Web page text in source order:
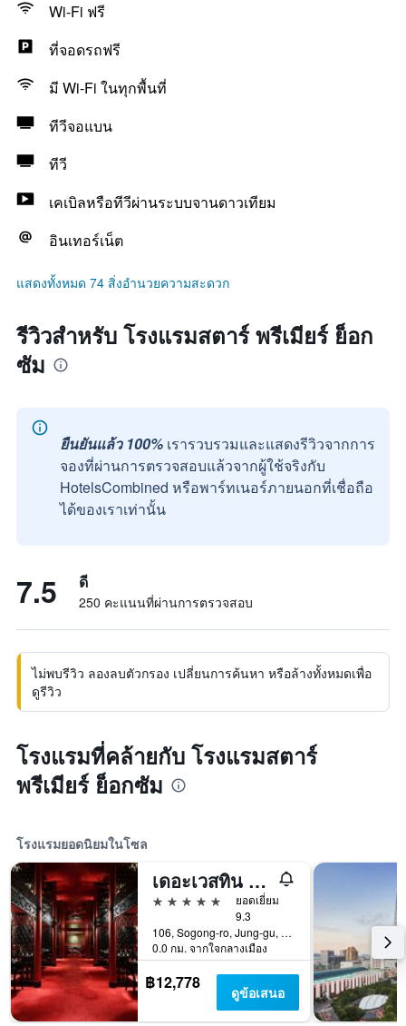
Wi-Fi ฟรี
ที่จอดรถฟรี
มี Wi-Fi ในทุกพื้นที่
ทีวีจอแบน
ทีวี
เคเบิลหรือทีวีผ่านระบบจานดาวเทียม
อินเทอร์เน็ต
แสดงทั้งหมด 74 สิ่งอำนวยความสะดวก
รีวิวสำหรับ โรงแรมสตาร์ พรีเมียร์ ย็อก
ซัม
ยืนยันแล้ว 100% เรารวบรวมและแสดงรีวิวจากการ
จองที่ผ่านการตรวจสอบแล้วจากผู้ใช้จริงกับ
HotelsCombined หรือพาร์ทเนอร์ภายนอกที่เชื่อถือ
ได้ของเราเท่านั้น
7.5 ดี
250 คะแนนที่ผ่านการตรวจสอบ
ไม่พบรีวิว ลองลบตัวกรอง เปลี่ยนการค้นหา หรือล้างทั้งหมดเพื่อ
ดูรีวิว
โรงแรมที่คล้ายกับ โรงแรมสตาร์
พรีเมียร์ ย็อกซัม
โรงแรมยอดนิยมในโซล
เดอะเวสทิน โจซุน โซล
5 ดาว
ยอดเยี่ยม
9.3
106, Sogong-ro, Jung-gu, โซล, เกาหลีใต้
0.0 กม. จากใจกลางเมือง
฿12,778 ดูข้อเสนอ